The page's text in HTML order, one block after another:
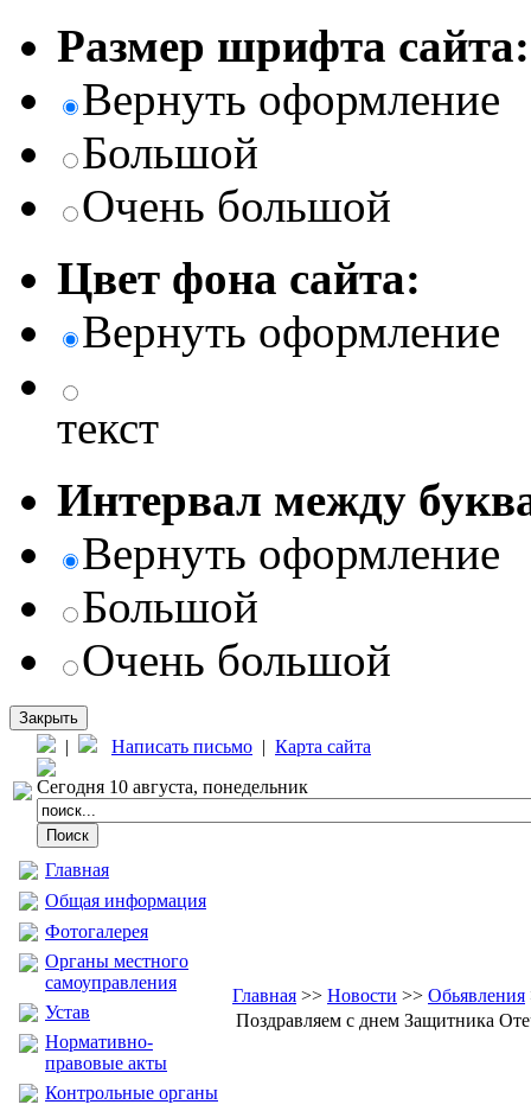
Размер шрифта сайта:
Вернуть оформление
Большой
Очень большой
Цвет фона сайта:
Вернуть оформление
текст
Интервал между
Вернуть оформление
Большой
Очень большой
Закрыть
| Написать письмо | Карта сайта
Сегодня 10 августа, понедельник
Главная
Общая информация
Фотогалерея
Органы местного
самоуправления
Устав
Нормативно-
правовые акты
Контрольные органы
Главная >> Новости >> Обьявления
Поздравляем с днем Защитника